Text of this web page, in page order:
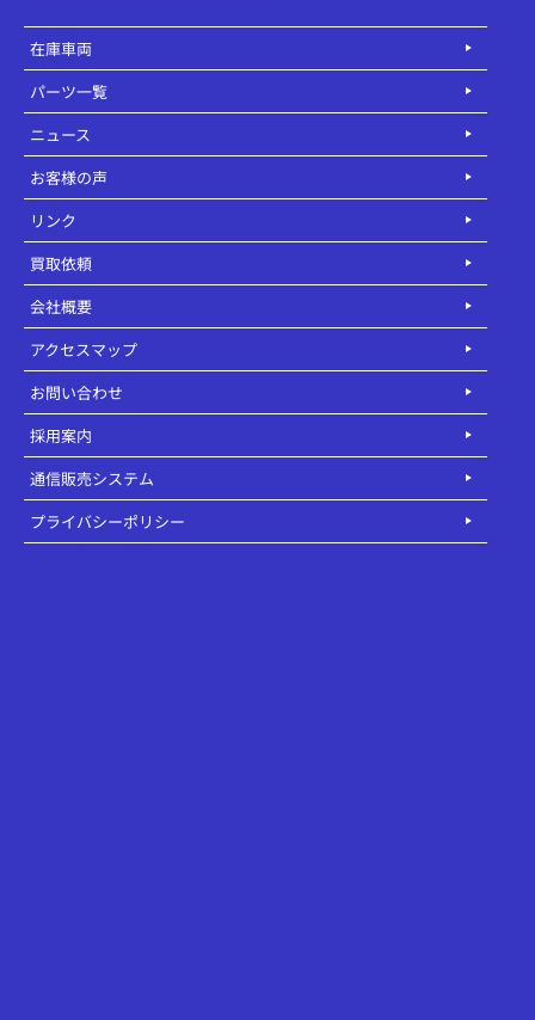
在庫車両
パーツ一覧
ニュース
お客様の声
リンク
買取依頼
会社概要
アクセスマップ
お問い合わせ
採用案内
通信販売システム
プライバシーポリシー